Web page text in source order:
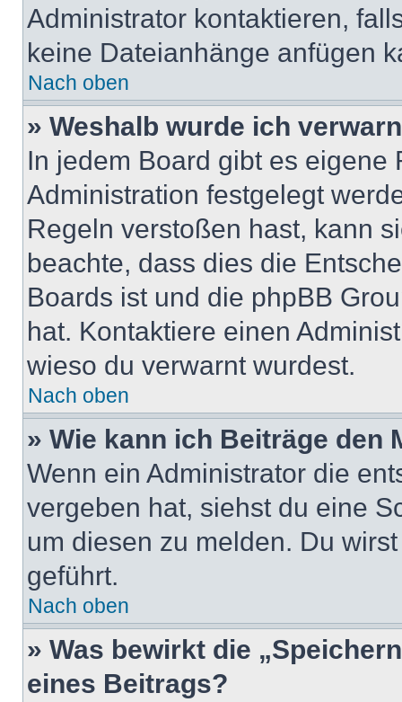
Administrator kontaktieren,
keine Dateianhänge anfügen
Nach oben
» Weshalb wurde ich
In jedem Board gibt es
Administration festgelegt
Regeln verstoßen hast, kann
beachte, dass dies die
Boards ist und die phpBB
hat. Kontaktiere einen
wieso du verwarnt wurdest.
Nach oben
» Wie kann ich Beiträge den
Wenn ein Administrator die
vergeben hat, siehst du eine
um diesen zu melden. Du
geführt.
Nach oben
» Was bewirkt die
eines Beitrags?